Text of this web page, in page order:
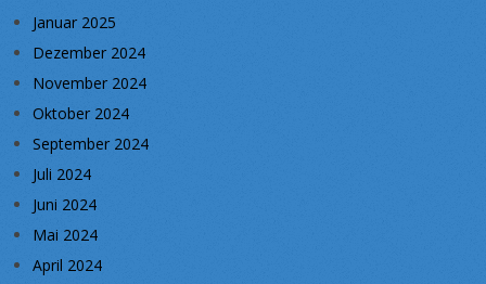
Januar 2025
Dezember 2024
November 2024
Oktober 2024
September 2024
Juli 2024
Juni 2024
Mai 2024
April 2024